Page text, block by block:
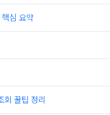
심 요약
꿀팁 정리